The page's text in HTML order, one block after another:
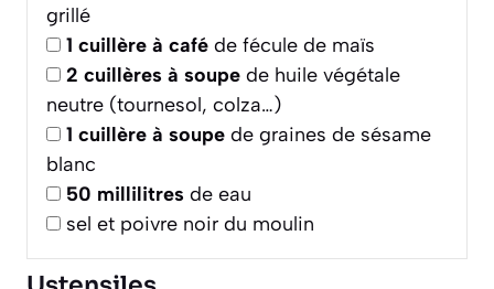
grillé
1 cuillère à café de fécule de maïs
2 cuillères à soupe de huile végétale
neutre (tournesol, colza…)
1 cuillère à soupe de graines de sésame
blanc
50 millilitres de eau
sel et poivre noir du moulin